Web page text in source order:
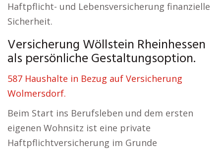
Haftpflicht- und Lebensversicherung finanzielle
Sicherheit.
Versicherung Wöllstein Rheinhessen
als persönliche Gestaltungsoption.
587 Haushalte in Bezug auf Versicherung
Wolmersdorf.
Beim Start ins Berufsleben und dem ersten
eigenen Wohnsitz ist eine private
Haftpflichtversicherung im Grunde